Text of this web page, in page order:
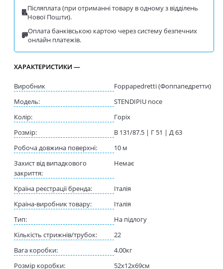
Післяплата (при отриманні товару в одному з відділень
Нової Пошти).
Оплата банківською картою через систему безпечних
онлайн платежів.
ХАРАКТЕРИСТИКИ —
Виробник
Foppapedretti (Фоппапедретти)
Модель:
STENDIPIU noce
Колір:
Горіх
Розмір:
В 131/87.5 | Г 51 | Д 63
Робоча довжина поверхні:
10 м
Захист від випадкового
закриття:
Немає
Країна реєстрації бренда:
Італія
Краіна-виробник товару:
Італія
Тип:
На підлогу
Кількість стрижнів/трубок:
22
Вага коробки:
4.00кг
Розмір коробки:
52x12x69см